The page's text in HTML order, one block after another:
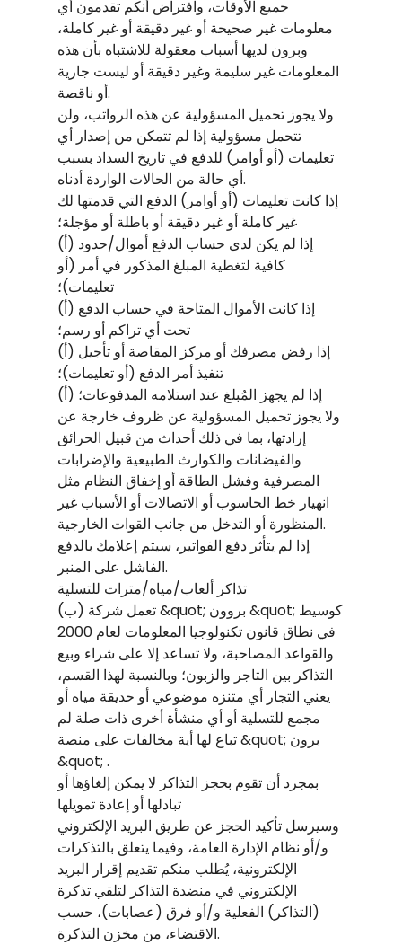
جميع الأوقات، وافتراض أنكم تقدمون أي
معلومات غير صحيحة أو غير دقيقة أو غير كاملة،
وبرون لديها أسباب معقولة للاشتباه بأن هذه
المعلومات غير سليمة وغير دقيقة أو ليست جارية
أو ناقصة.
ولا يجوز تحميل المسؤولية عن هذه الرواتب، ولن
تتحمل مسؤولية إذا لم تتمكن من إصدار أي
تعليمات (أو أوامر) للدفع في تاريخ السداد بسبب
أي حالة من الحالات الواردة أدناه.
إذا كانت تعليمات (أو أوامر) الدفع التي قدمتها لك
غير كاملة أو غير دقيقة أو باطلة أو مؤجلة؛
(أ) إذا لم يكن لدى حساب الدفع أموال/حدود
كافية لتغطية المبلغ المذكور في أمر (أو
تعليمات)؛
(أ) إذا كانت الأموال المتاحة في حساب الدفع
تحت أي تراكم أو رسم؛
(أ) إذا رفض مصرفك أو مركز المقاصة أو تأجيل
تنفيذ أمر الدفع (أو تعليمات)؛
(أ) إذا لم يجهز المُبلغ عند استلامه المدفوعات؛
ولا يجوز تحميل المسؤولية عن ظروف خارجة عن
إرادتها، بما في ذلك أحداث من قبيل الحرائق
والفيضانات والكوارث الطبيعية والإضرابات
المصرفية وفشل الطاقة أو إخفاق النظام مثل
انهيار خط الحاسوب أو الاتصالات أو الأسباب غير
المنظورة أو التدخل من جانب القوات الخارجية.
إذا لم يتأثر دفع الفواتير، سيتم إعلامك بالدفع
الفاشل على المنبر.
تذاكر ألعاب/مياه/مترات للتسلية
(ب) تعمل شركة &quot; بروون &quot; كوسيط
في نطاق قانون تكنولوجيا المعلومات لعام 2000
والقواعد المصاحبة، ولا تساعد إلا على شراء وبيع
التذاكر بين التاجر والزبون؛ وبالنسبة لهذا القسم،
يعني التجار أي متنزه موضوعي أو حديقة مياه أو
مجمع للتسلية أو أي منشأة أخرى ذات صلة لم
تباع لها أية مخالفات على منصة &quot; برون
&quot; .
بمجرد أن تقوم بحجز التذاكر لا يمكن إلغاؤها أو
تبادلها أو إعادة تمويلها
وسيرسل تأكيد الحجز عن طريق البريد الإلكتروني
و/أو نظام الإدارة العامة، وفيما يتعلق بالتذكرات
الإلكترونية، يُطلب منكم تقديم إقرار البريد
الإلكتروني في منضدة التذاكر لتلقي تذكرة
(التذاكر) الفعلية و/أو فرق (عصابات)، حسب
الاقتضاء، من مخزن التذكرة.